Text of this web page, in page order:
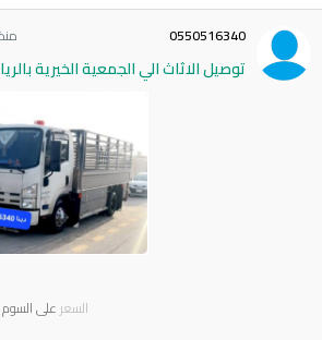
0550516340 منذ 7 ساعات
توصيل الاثاث الي الجمعية الخيرية بالرياض
السعر على السوم